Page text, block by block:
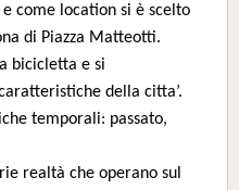
come location si è scelto
di Piazza Matteotti.
bicicletta e si
della citta’.
temporali: passato,
realtà che operano sul